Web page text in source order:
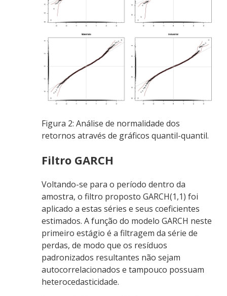
Figura 2: Análise de normalidade dos
retornos através de gráficos quantil-quantil.
Filtro GARCH
Voltando-se para o período dentro da
amostra, o filtro proposto GARCH(1,1) foi
aplicado a estas séries e seus coeficientes
estimados. A função do modelo GARCH neste
primeiro estágio é a filtragem da série de
perdas, de modo que os resíduos
padronizados resultantes não sejam
autocorrelacionados e tampouco possuam
heterocedasticidade.